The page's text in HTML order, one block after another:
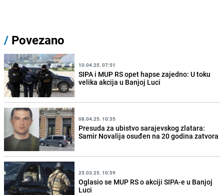
/ Povezano
10.04.25. 07:51
SIPA i MUP RS opet hapse zajedno: U toku
velika akcija u Banjoj Luci
08.04.25. 10:35
Presuda za ubistvo sarajevskog zlatara:
Samir Novalija osuđen na 20 godina zatvora
25.03.25. 10:59
Oglasio se MUP RS o akciji SIPA-e u Banjoj
Luci